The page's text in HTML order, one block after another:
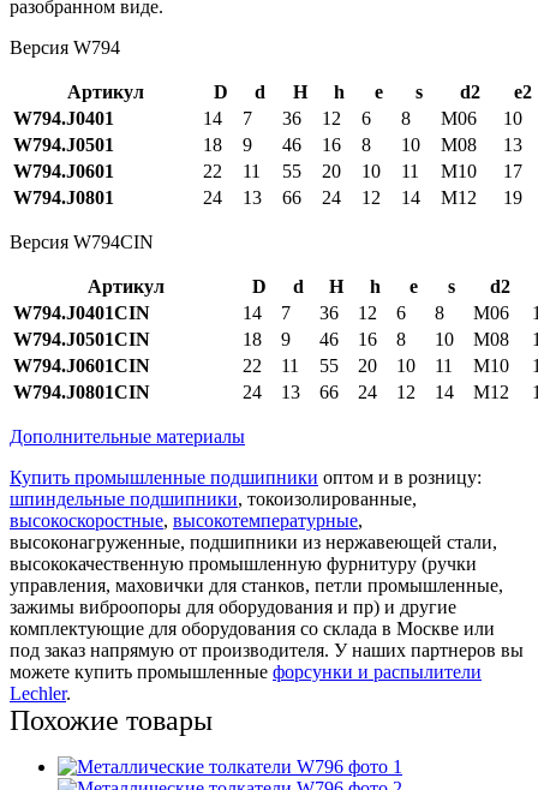
разобранном виде.
Версия W794
Артикул D d H h e s d2
e2
W794.J0401
14 7 36 12 6 8 M06
10
W794.J0501
18 9 46 16 8 10 M08
13
W794.J0601
22 11 55 20 10 11 M10
17
W794.J0801
24 13 66 24 12 14 M12 19
Версия W794CIN
Артикул D d H h e s
d2
W794.J0401CIN
14 7 36 12 6 8 M06
W794.J0501CIN
18 9 46 16 8 10 M08
W794.J0601CIN
22 11 55 20 10 11 M10
W794.J0801CIN
24 13 66 24 12 14 M12
Дополнительные материалы
Купить промышленные подшипники оптом и в розницу:
шпиндельные подшипники, токоизолированные,
высокоскоростные, высокотемпературные,
высоконагруженные, подшипники из нержавеющей стали,
высококачественную промышленную фурнитуру (ручки
управления, маховички для станков, петли промышленные,
зажимы виброопоры для оборудования и пр) и другие
комплектующие для оборудования со склада в Москве или
под заказ напрямую от производителя. У наших партнеров вы
можете купить промышленные форсунки и распылители
Lechler.
Похожие товары